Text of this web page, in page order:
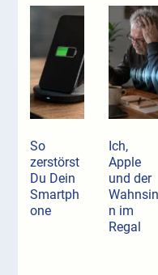
So
zerstörst
Du Dein
Smartph
one
Ich,
Apple
und der
Wahnsin
n im
Regal